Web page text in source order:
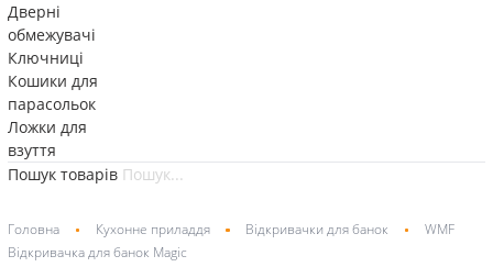
Дверні
обмежувачі
Ключниці
Кошики для
парасольок
Ложки для
взуття
Пошук товарів
Головна Кухонне приладдя Відкривачки для банок
WMF
Відкривачка для банок Magic